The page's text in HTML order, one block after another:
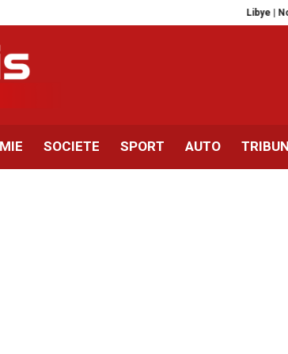
Libye | Nouveaux
SOCIETE SPORT AUTO